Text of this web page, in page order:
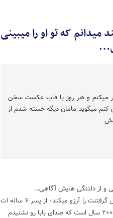
میدانم که تو او را میبینی
میکنم و هر روز با قاب عکست سخن
کنم میگوید مامان دیگه خسته شدم از
و از دلتنگی هایش آگاهی…
از اویی که هر روز و هر لحظه دلتنگ توست و فقط یک بار دیدن و در آغوش گرفتنت را آرزو میکند؛ از پسر ۶ ساله ات